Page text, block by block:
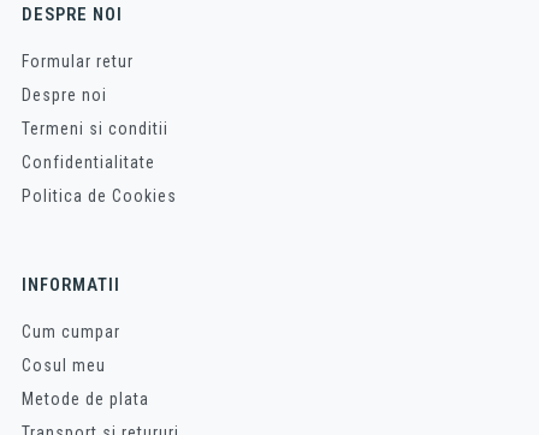
DESPRE NOI
Formular retur
Despre noi
Termeni si conditii
Confidentialitate
Politica de Cookies
INFORMATII
Cum cumpar
Cosul meu
Metode de plata